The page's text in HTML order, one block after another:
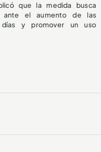
que la medida busca
ante el aumento de las
y promover un uso